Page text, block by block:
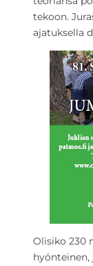
tekoon.
ajatuksella
Olisiko 230